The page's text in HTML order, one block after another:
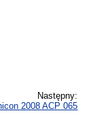
Następny:
2008 ACP 065